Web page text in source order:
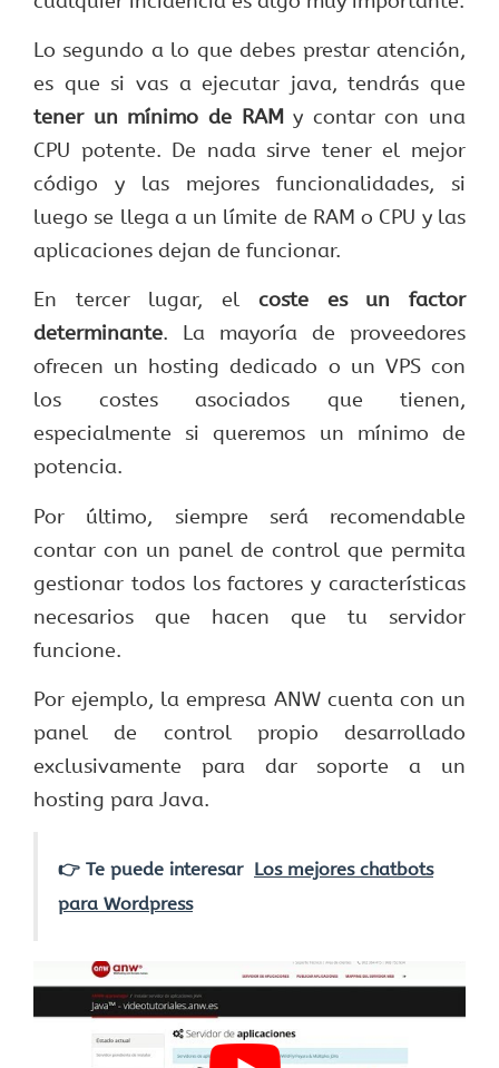
Lo segundo a lo que debes prestar atención,
es que si vas a ejecutar java, tendrás que
tener un mínimo de RAM y contar con una
CPU potente. De nada sirve tener el mejor
código y las mejores funcionalidades, si
luego se llega a un límite de RAM o CPU y las
aplicaciones dejan de funcionar.
En tercer lugar, el coste es un factor
determinante. La mayoría de proveedores
ofrecen un hosting dedicado o un VPS con
los costes asociados que tienen,
especialmente si queremos un mínimo de
potencia.
Por último, siempre será recomendable
contar con un panel de control que permita
gestionar todos los factores y características
necesarios que hacen que tu servidor
funcione.
Por ejemplo, la empresa ANW cuenta con un
panel de control propio desarrollado
exclusivamente para dar soporte a un
hosting para Java.
👉 Te puede interesar Los mejores chatbots
para Wordpress